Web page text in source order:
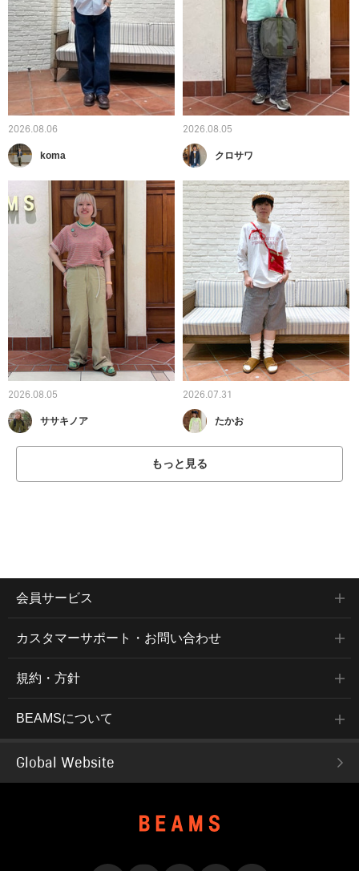
2026.08.06
koma
2026.08.05
クロサワ
2026.08.05
ササキノア
2026.07.31
たかお
もっと見る
会員サービス
カスタマーサポート・お問い合わせ
規約・方針
BEAMSについて
Global Website